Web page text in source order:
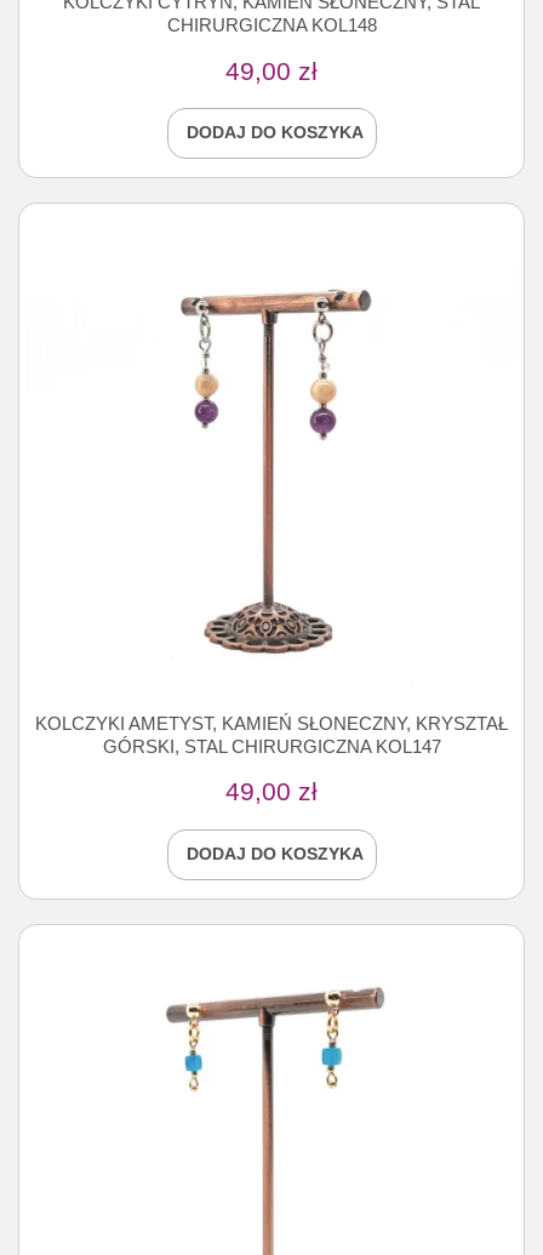
CHIRURGICZNA KOL148
49,00 zł
DODAJ DO KOSZYKA
KOLCZYKI AMETYST, KAMIEŃ SŁONECZNY, KRYSZTAŁ
GÓRSKI, STAL CHIRURGICZNA KOL147
49,00 zł
DODAJ DO KOSZYKA